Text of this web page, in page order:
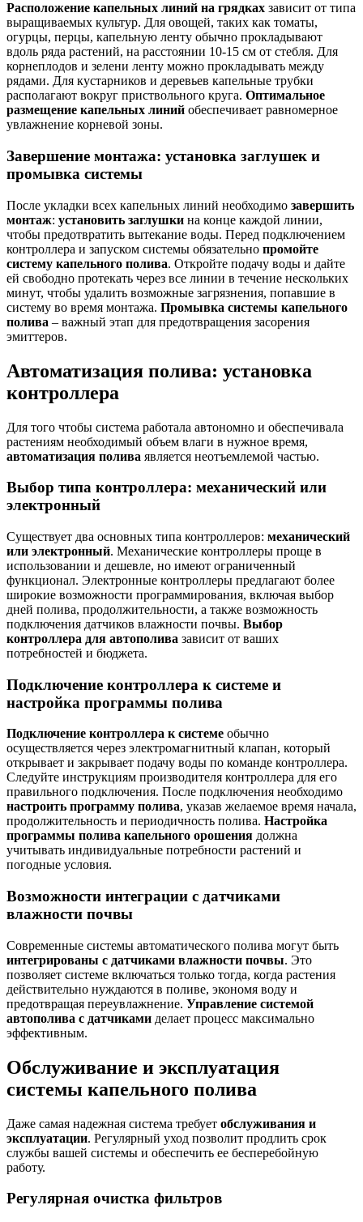
Расположение капельных линий на грядках зависит от типа
выращиваемых культур. Для овощей, таких как томаты,
огурцы, перцы, капельную ленту обычно прокладывают
вдоль ряда растений, на расстоянии 10-15 см от стебля. Для
корнеплодов и зелени ленту можно прокладывать между
рядами. Для кустарников и деревьев капельные трубки
располагают вокруг приствольного круга. Оптимальное
размещение капельных линий обеспечивает равномерное
увлажнение корневой зоны.
Завершение монтажа: установка заглушек и
промывка системы
После укладки всех капельных линий необходимо завершить
монтаж: установить заглушки на конце каждой линии,
чтобы предотвратить вытекание воды. Перед подключением
контроллера и запуском системы обязательно промойте
систему капельного полива. Откройте подачу воды и дайте
ей свободно протекать через все линии в течение нескольких
минут, чтобы удалить возможные загрязнения, попавшие в
систему во время монтажа. Промывка системы капельного
полива – важный этап для предотвращения засорения
эмиттеров.
Автоматизация полива: установка
контроллера
Для того чтобы система работала автономно и обеспечивала
растениям необходимый объем влаги в нужное время,
автоматизация полива является неотъемлемой частью.
Выбор типа контроллера: механический или
электронный
Существует два основных типа контроллеров: механический
или электронный. Механические контроллеры проще в
использовании и дешевле, но имеют ограниченный
функционал. Электронные контроллеры предлагают более
широкие возможности программирования, включая выбор
дней полива, продолжительности, а также возможность
подключения датчиков влажности почвы. Выбор
контроллера для автополива зависит от ваших
потребностей и бюджета.
Подключение контроллера к системе и
настройка программы полива
Подключение контроллера к системе обычно
осуществляется через электромагнитный клапан, который
открывает и закрывает подачу воды по команде контроллера.
Следуйте инструкциям производителя контроллера для его
правильного подключения. После подключения необходимо
настроить программу полива, указав желаемое время начала,
продолжительность и периодичность полива. Настройка
программы полива капельного орошения должна
учитывать индивидуальные потребности растений и
погодные условия.
Возможности интеграции с датчиками
влажности почвы
Современные системы автоматического полива могут быть
интегрированы с датчиками влажности почвы. Это
позволяет системе включаться только тогда, когда растения
действительно нуждаются в поливе, экономя воду и
предотвращая переувлажнение. Управление системой
автополива с датчиками делает процесс максимально
эффективным.
Обслуживание и эксплуатация
системы капельного полива
Даже самая надежная система требует обслуживания и
эксплуатации. Регулярный уход позволит продлить срок
службы вашей системы и обеспечить ее бесперебойную
работу.
Регулярная очистка фильтров